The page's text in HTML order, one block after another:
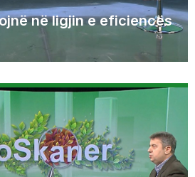
në ligjin e eficiencës